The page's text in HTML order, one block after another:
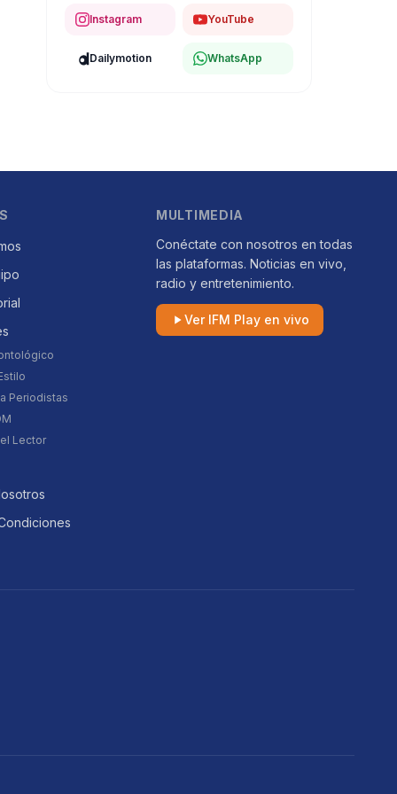
Instagram YouTube
Dailymotion WhatsApp
Periodistas
Lector
MULTIMEDIA
Conéctate con nosotros en todas
las plataformas. Noticias en vivo,
radio y entretenimiento.
Ver IFM Play en vivo